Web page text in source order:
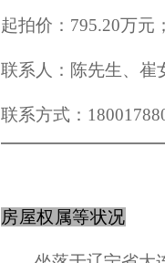
起拍价： 795.20万元
联系人：陈先生、崔
联系方式：
房屋权属等状况